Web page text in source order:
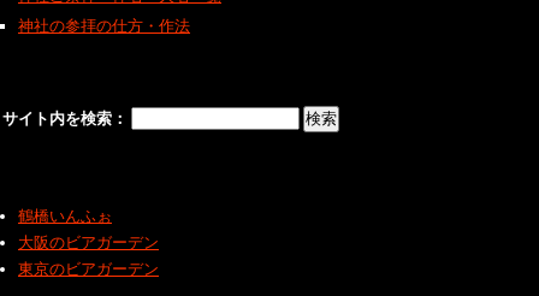
神社の参拝の仕方・作法
サイト内を検索：
鶴橋いんふぉ
大阪のビアガーデン
東京のビアガーデン